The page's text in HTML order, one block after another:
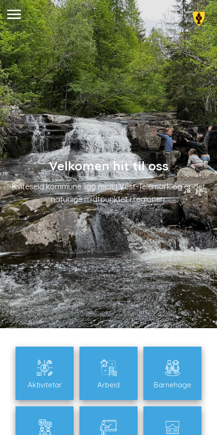
Velkomen hit til oss
Kviteseid kommune ligg midt i Vest-Telemark og er det
naturlige midtpunktet i regionen.
Aktivitetar Arbeid Barnehage